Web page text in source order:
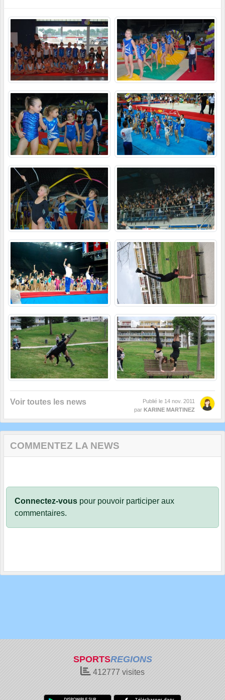
Voir toutes les news Publié le 14 nov. 2011
par KARINE MARTINEZ
COMMENTEZ LA NEWS
Connectez-vous pour pouvoir participer aux
commentaires.
SPORTSREGIONS
412777 visites